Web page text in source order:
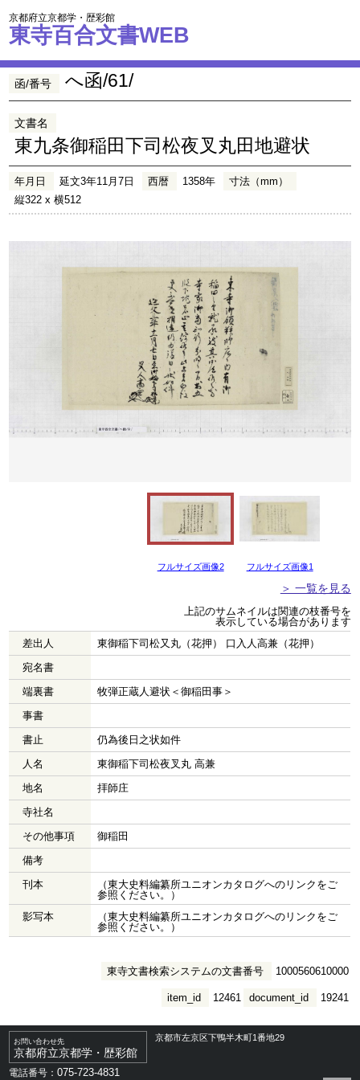
京都府立京都学・歴彩館
東寺百合文書WEB
函/番号 へ函/61/
文書名
東九条御稲田下司松夜叉丸田地避状
年月日 延文3年11月7日 西暦 1358年
寸法（mm）
縦322 x 横512
フルサイズ画像2 フルサイズ画像1
＞ 一覧を見る
上記のサムネイルは関連の枝番号を
表示している場合があります
差出人
東御稲下司松又丸（花押） 口入人高兼（花押）
宛名書
端裏書
牧弾正蔵人避状＜御稲田事＞
事書
書止
仍為後日之状如件
人名
東御稲下司松夜叉丸 高兼
地名
拝師庄
寺社名
その他事項
御稲田
備考
刊本
（東大史料編纂所ユニオンカタログへのリンクをご
参照ください。）
影写本
（東大史料編纂所ユニオンカタログへのリンクをご
参照ください。）
東寺文書検索システムの文書番号 1000560610000
document_id 19241
item_id 12461
お問い合わせ先
京都府立京都学・歴彩館
京都市左京区下鴨半木町1番地29
電話番号：075-723-4831